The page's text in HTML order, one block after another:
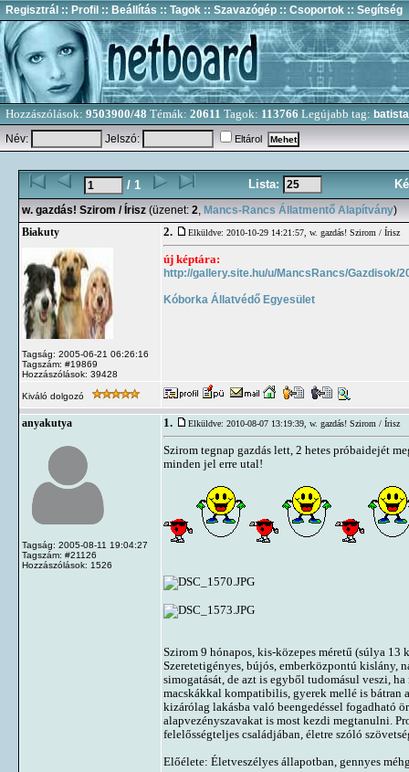
Regisztrál :: Profil :: Beállítás :: Tagok :: Szavazógép :: Csoportok :: Segítség
Hozzászólások: 9503900/48 Témák: 20611 Tagok: 113766 Legújabb tag: batista
Név:
Jelszó: Eltárol
/ 1 Lista:
w. gazdás! Szirom / Írisz (üzenet: 2, Mancs-Rancs Állatmentő Alapítvány)
Biakuty
Tagság: 2005-06-21 06:26:16
Tagszám: #19869
Hozzászólások: 39428
2. Elküldve: 2010-10-29 14:21:57, w. gazdás! Szirom / Írisz
új képtára:
http://gallery.site.hu/u/MancsRancs/Gazdisok/
Kóborka Állatvédő Egyesület
Kiváló dolgozó
anyakutya
Tagság: 2005-08-11 19:04:27
Tagszám: #21126
Hozzászólások: 1526
1. Elküldve: 2010-08-07 13:19:39, w. gazdás! Szirom / Írisz
Szirom tegnap gazdás lett, 2 hetes próbaidejét
minden jel erre utal!
Szirom 9 hónapos, kis-közepes méretű (súlya
Szeretetigényes, bújós, emberközpontú kislány,
simogatását, de azt is egyből tudomásul veszi,
macskákkal kompatibilis, gyerek mellé is bátran
kizárólag lakásba való beengedéssel fogadható
alapvezényszavakat is most kezdi megtanulni.
felelősségteljes családjában, életre szóló
Előélete: Életveszélyes állapotban, gennyes